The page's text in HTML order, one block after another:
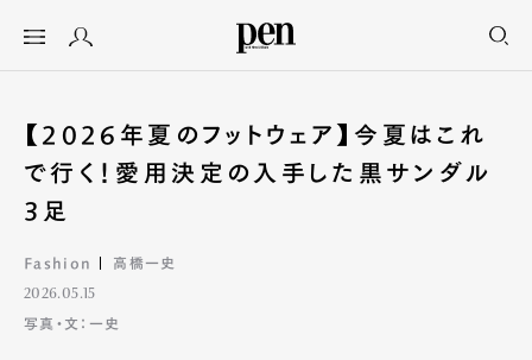
【2026年夏のフットウェア】今夏はこれ
で行く！愛用決定の入手した黒サンダル
3足
Fashion 高橋一史
2026.05.15
写真・文：一史